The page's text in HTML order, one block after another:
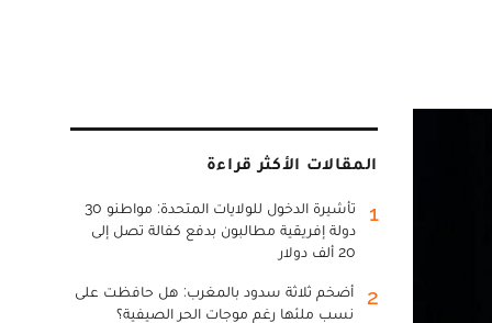
المقالات الأكثر قراءة
1
تأشيرة الدخول للولايات المتحدة: مواطنو 30
دولة إفريقية مطالبون بدفع كفالة تصل إلى
20 ألف دولار
2
أضخم ثلاثة سدود بالمغرب: هل حافظت على
نسب ملئها رغم موجات الحر الصيفية؟